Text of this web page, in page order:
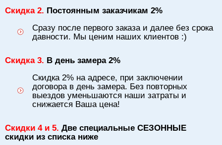
Скидка 2. Постоянным заказчикам 2%
Сразу после первого заказа и далее без срока
давности. Мы ценим наших клиентов :)
Скидка 3. В день замера 2%
Скидка 2% на адресе, при заключении
договора в день замера. Без повторных
выездов уменьшаются наши затраты и
снижается Ваша цена!
Скидки 4 и 5. Две специальные СЕЗОННЫЕ
скидки из списка ниже